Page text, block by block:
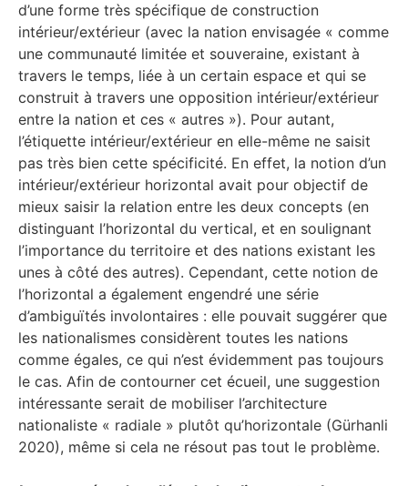
d’une forme très spécifique de construction
intérieur/extérieur (avec la nation envisagée « comme
une communauté limitée et souveraine, existant à
travers le temps, liée à un certain espace et qui se
construit à travers une opposition intérieur/extérieur
entre la nation et ces « autres »). Pour autant,
l’étiquette intérieur/extérieur en elle-même ne saisit
pas très bien cette spécificité. En effet, la notion d’un
intérieur/extérieur horizontal avait pour objectif de
mieux saisir la relation entre les deux concepts (en
distinguant l’horizontal du vertical, et en soulignant
l’importance du territoire et des nations existant les
unes à côté des autres). Cependant, cette notion de
l’horizontal a également engendré une série
d’ambiguïtés involontaires : elle pouvait suggérer que
les nationalismes considèrent toutes les nations
comme égales, ce qui n’est évidemment pas toujours
le cas. Afin de contourner cet écueil, une suggestion
intéressante serait de mobiliser l’architecture
nationaliste « radiale » plutôt qu’horizontale (Gürhanli
2020), même si cela ne résout pas tout le problème.